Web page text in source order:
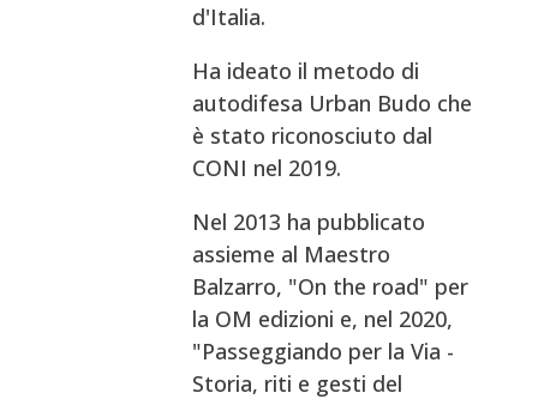
d'Italia.
Ha ideato il metodo di
autodifesa Urban Budo che
è stato riconosciuto dal
CONI nel 2019.
Nel 2013 ha pubblicato
assieme al Maestro
Balzarro, "On the road" per
la OM edizioni e, nel 2020,
"Passeggiando per la Via -
Storia, riti e gesti del